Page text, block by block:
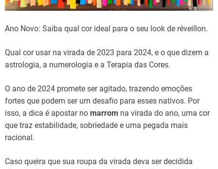
Ano Novo: Saiba qual cor ideal para o seu look de réveillon.
Qual cor usar na virada de 2023 para 2024, e o que dizem a
astrologia, a numerologia e a Terapia das Cores.
O ano de 2024 promete ser agitado, trazendo emoções
fortes que podem ser um desafio para esses nativos. Por
isso, a dica é apostar no marrom na virada do ano, uma cor
que traz estabilidade, sobriedade e uma pegada mais
racional.
Caso queira que sua roupa da virada deva ser decidida